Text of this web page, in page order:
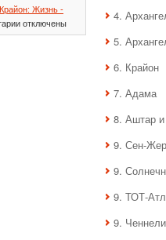
Крайон: Жизнь -
к
записи
отключены
4.
5.
6. Крайон
7. Адама
8. Аштар и
9. Сен-
9.
9. ТОТ-
9.